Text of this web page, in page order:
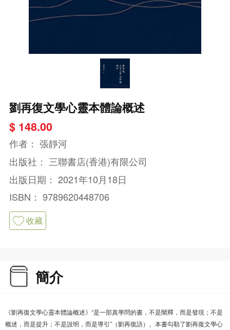
劉再復文學心靈本體論概述
$ 148.00
作者： 張靜河
出版社： 三聯書店(香港)有限公司
出版日期： 2021年10月18日
ISBN： 9789620448706
收藏
簡介
《劉再復文學心靈本體論概述》“是一部真學問的書，不是闡釋，而是發現；不是
概述，而是提升；不是說明，而是導引”（劉再復語）。本書勾勒了劉再復文學心